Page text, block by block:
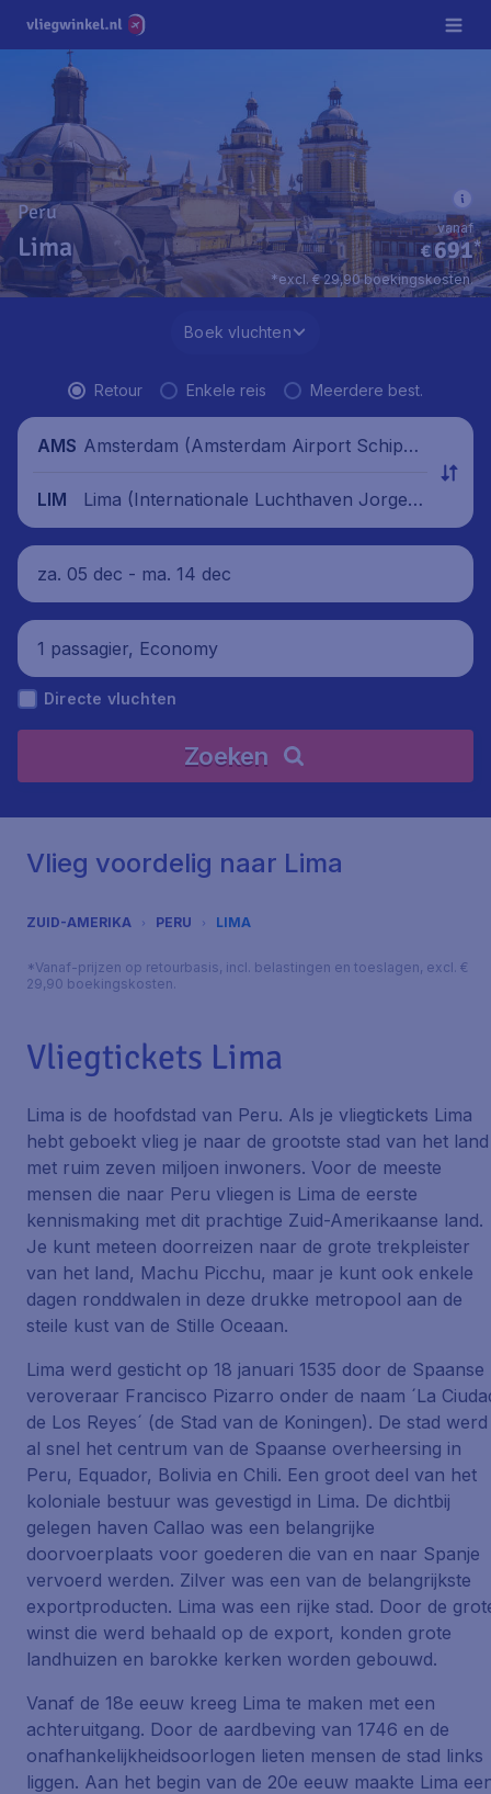
Peru
Lima €691*
vanaf
*excl. € 29,90 boekingskosten.
Boek vluchten
Retour Enkele reis Meerdere best.
AMS Amsterdam (Amsterdam Airport Schipho
LIM
Lima (Internationale Luchthaven Jorge C
hávez), Peru
za. 05 dec - ma. 14 dec
1 passagier, Economy
Directe vluchten
Zoeken
Vlieg voordelig naar Lima
ZUID-AMERIKA PERU LIMA
*Vanaf-prijzen op retourbasis, incl. belastingen en toeslagen, excl. €
29,90 boekingskosten.
Vliegtickets Lima
Lima is de hoofdstad van Peru. Als je vliegtickets Lima
hebt geboekt vlieg je naar de grootste stad van het land
met ruim zeven miljoen inwoners. Voor de meeste
mensen die naar Peru vliegen is Lima de eerste
kennismaking met dit prachtige Zuid-Amerikaanse land.
Je kunt meteen doorreizen naar de grote trekpleister
van het land, Machu Picchu, maar je kunt ook enkele
dagen ronddwalen in deze drukke metropool aan de
steile kust van de Stille Oceaan.
Lima werd gesticht op 18 januari 1535 door de Spaanse
veroveraar Francisco Pizarro onder de naam ´La
de Los Reyes´ (de Stad van de Koningen). De stad werd
al snel het centrum van de Spaanse overheersing in
Peru, Equador, Bolivia en Chili. Een groot deel van het
koloniale bestuur was gevestigd in Lima. De dichtbij
gelegen haven Callao was een belangrijke
doorvoerplaats voor goederen die van en naar Spanje
vervoerd werden. Zilver was een van de belangrijkste
exportproducten. Lima was een rijke stad. Door de
winst die werd behaald op de export, konden grote
landhuizen en barokke kerken worden gebouwd.
Vanaf de 18e eeuw kreeg Lima te maken met een
achteruitgang. Door de aardbeving van 1746 en de
onafhankelijkheidsoorlogen lieten mensen de stad links
liggen. Aan het begin van de 20e eeuw maakte Lima